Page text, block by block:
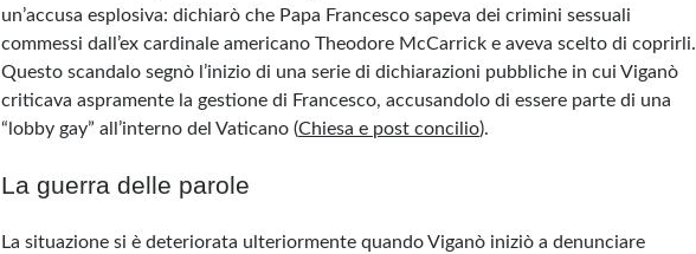
un’accusa esplosiva: dichiarò che Papa Francesco sapeva dei crimini sessuali
commessi dall’ex cardinale americano Theodore McCarrick e aveva scelto di coprirli.
Questo scandalo segnò l’inizio di una serie di dichiarazioni pubbliche in cui Viganò
criticava aspramente la gestione di Francesco, accusandolo di essere parte di una
“lobby gay” all’interno del Vaticano​ (Chiesa e post concilio)​.
La guerra delle parole
La situazione si è deteriorata ulteriormente quando Viganò iniziò a denunciare